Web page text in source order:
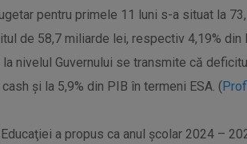
pentru primele 11 luni s-a situat la
de 58,7 miliarde lei, respectiv 4,19% din
nivelul Guvernului se transmite că
și la 5,9% din PIB în termeni ESA. (
a propus ca anul şcolar 2024 –